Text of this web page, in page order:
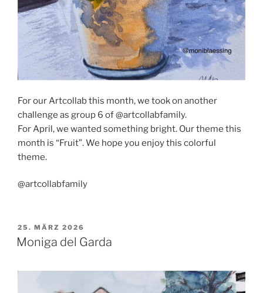
For our Artcollab this month, we took on another
challenge as group 6 of @artcollabfamily.
For April, we wanted something bright. Our theme this
month is “Fruit”. We hope you enjoy this colorful
theme.
@artcollabfamily
VERÖFFENTLICHT
AM
25. MÄRZ 2026
Moniga del Garda